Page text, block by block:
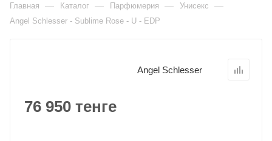
Главная — Каталог — Парфюмерия — Унисекс —
Angel Schlesser - Sublime Rose - U - EDP
Angel Schlesser
76 950 тенге